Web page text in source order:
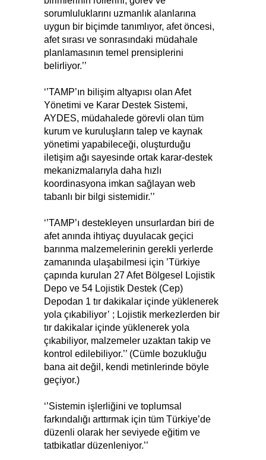
sorumluluklarını uzmanlık alanlarına
uygun bir biçimde tanımlıyor, afet öncesi,
afet sırası ve sonrasındaki müdahale
planlamasının temel prensiplerini
belirliyor.’’
‘’TAMP’ın bilişim altyapısı olan Afet
Yönetimi ve Karar Destek Sistemi,
AYDES, müdahalede görevli olan tüm
kurum ve kuruluşların talep ve kaynak
yönetimi yapabileceği, oluşturduğu
iletişim ağı sayesinde ortak karar-destek
mekanizmalarıyla daha hızlı
koordinasyona imkan sağlayan web
tabanlı bir bilgi sistemidir.’’
‘’TAMP’ı destekleyen unsurlardan biri de
afet anında ihtiyaç duyulacak geçici
barınma malzemelerinin gerekli yerlerde
zamanında ulaşabilmesi için ’Türkiye
çapında kurulan 27 Afet Bölgesel Lojistik
Depo ve 54 Lojistik Destek (Cep)
Depodan 1 tır dakikalar içinde yüklenerek
yola çıkabiliyor’ ; Lojistik merkezlerden bir
tır dakikalar içinde yüklenerek yola
çıkabiliyor, malzemeler uzaktan takip ve
kontrol edilebiliyor.’’ (Cümle bozukluğu
bana ait değil, kendi metinlerinde böyle
geçiyor.)
‘’Sistemin işlerliğini ve toplumsal
farkındalığı arttırmak için tüm Türkiye’de
düzenli olarak her seviyede eğitim ve
tatbikatlar düzenleniyor.’’